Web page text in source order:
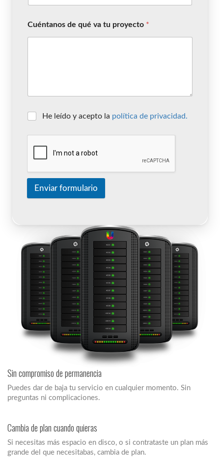
Cuéntanos de qué va tu proyecto *
He leído y acepto la política de privacidad.
Enviar formulario
Sin compromiso de permanencia
Puedes dar de baja tu servicio en cualquier momento. Sin
preguntas ni complicaciones.
Cambia de plan cuando quieras
Si necesitas más espacio en disco, o si contrataste un plan más
grande del que necesitabas, cambia de plan.